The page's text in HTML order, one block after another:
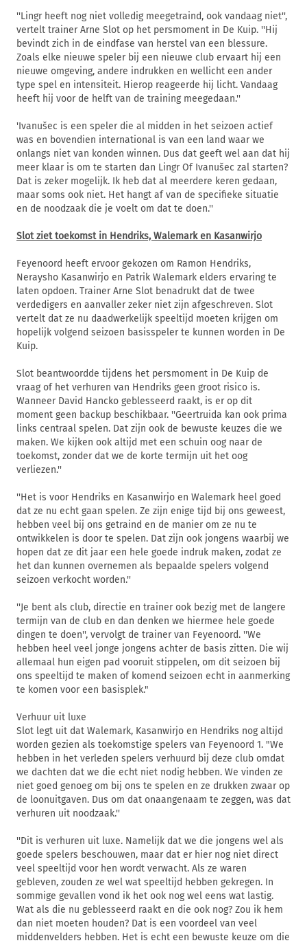
''Lingr heeft nog niet volledig meegetraind, ook vandaag niet'',
vertelt trainer Arne Slot op het persmoment in De Kuip. ''Hij
bevindt zich in de eindfase van herstel van een blessure.
Zoals elke nieuwe speler bij een nieuwe club ervaart hij een
nieuwe omgeving, andere indrukken en wellicht een ander
type spel en intensiteit. Hierop reageerde hij licht. Vandaag
heeft hij voor de helft van de training meegedaan.''
'Ivanušec is een speler die al midden in het seizoen actief
was en bovendien international is van een land waar we
onlangs niet van konden winnen. Dus dat geeft wel aan dat hij
meer klaar is om te starten dan Lingr Of Ivanušec zal starten?
Dat is zeker mogelijk. Ik heb dat al meerdere keren gedaan,
maar soms ook niet. Het hangt af van de specifieke situatie
en de noodzaak die je voelt om dat te doen.''
Slot ziet toekomst in Hendriks, Walemark en Kasanwirjo
Feyenoord heeft ervoor gekozen om Ramon Hendriks,
Neraysho Kasanwirjo en Patrik Walemark elders ervaring te
laten opdoen. Trainer Arne Slot benadrukt dat de twee
verdedigers en aanvaller zeker niet zijn afgeschreven. Slot
vertelt dat ze nu daadwerkelijk speeltijd moeten krijgen om
hopelijk volgend seizoen basisspeler te kunnen worden in De
Kuip.
Slot beantwoordde tijdens het persmoment in De Kuip de
vraag of het verhuren van Hendriks geen groot risico is.
Wanneer David Hancko geblesseerd raakt, is er op dit
moment geen backup beschikbaar. ''Geertruida kan ook prima
links centraal spelen. Dat zijn ook de bewuste keuzes die we
maken. We kijken ook altijd met een schuin oog naar de
toekomst, zonder dat we de korte termijn uit het oog
verliezen.''
''Het is voor Hendriks en Kasanwirjo en Walemark heel goed
dat ze nu echt gaan spelen. Ze zijn enige tijd bij ons geweest,
hebben veel bij ons getraind en de manier om ze nu te
ontwikkelen is door te spelen. Dat zijn ook jongens waarbij we
hopen dat ze dit jaar een hele goede indruk maken, zodat ze
het dan kunnen overnemen als bepaalde spelers volgend
seizoen verkocht worden.''
''Je bent als club, directie en trainer ook bezig met de langere
termijn van de club en dan denken we hiermee hele goede
dingen te doen'', vervolgt de trainer van Feyenoord. ''We
hebben heel veel jonge jongens achter de basis zitten. Die wij
allemaal hun eigen pad vooruit stippelen, om dit seizoen bij
ons speeltijd te maken of komend seizoen echt in aanmerking
te komen voor een basisplek."
Verhuur uit luxe
Slot legt uit dat Walemark, Kasanwirjo en Hendriks nog altijd
worden gezien als toekomstige spelers van Feyenoord 1. "We
hebben in het verleden spelers verhuurd bij deze club omdat
we dachten dat we die echt niet nodig hebben. We vinden ze
niet goed genoeg om bij ons te spelen en ze drukken zwaar op
de loonuitgaven. Dus om dat onaangenaam te zeggen, was dat
verhuren uit noodzaak.''
''Dit is verhuren uit luxe. Namelijk dat we die jongens wel als
goede spelers beschouwen, maar dat er hier nog niet direct
veel speeltijd voor hen wordt verwacht. Als ze waren
gebleven, zouden ze wel wat speeltijd hebben gekregen. In
sommige gevallen vond ik het ook nog wel eens wat lastig.
Wat als die nu geblesseerd raakt en die ook nog? Zou ik hem
dan niet moeten houden? Dat is een voordeel van veel
middenvelders hebben. Het is echt een bewuste keuze om die